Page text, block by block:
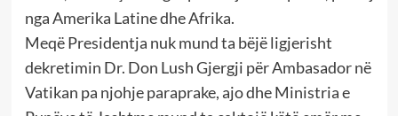
nga Amerika Latine dhe Afrika.
Meqë Presidentja nuk mund ta bëjë ligjerisht
dekretimin Dr. Don Lush Gjergji për Ambasador në
Vatikan pa njohje paraprake, ajo dhe Ministria e